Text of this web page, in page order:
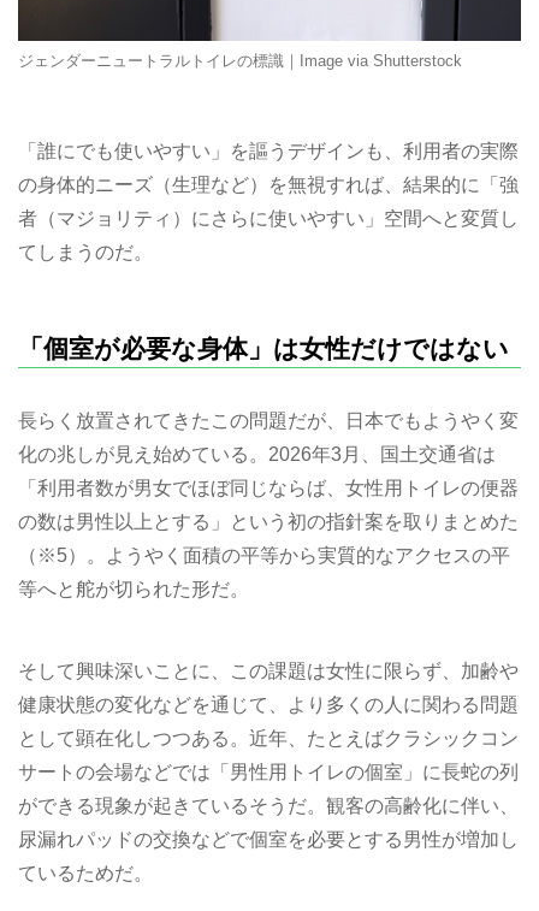
ジェンダーニュートラルトイレの標識｜Image via Shutterstock
「誰にでも使いやすい」を謳うデザインも、利用者の実際
の身体的ニーズ（生理など）を無視すれば、結果的に「強
者（マジョリティ）にさらに使いやすい」空間へと変質し
てしまうのだ。
「個室が必要な身体」は女性だけではない
長らく放置されてきたこの問題だが、日本でもようやく変
化の兆しが見え始めている。2026年3月、国土交通省は
「利用者数が男女でほぼ同じならば、女性用トイレの便器
の数は男性以上とする」という初の指針案を取りまとめた
（※5）。ようやく面積の平等から実質的なアクセスの平
等へと舵が切られた形だ。
そして興味深いことに、この課題は女性に限らず、加齢や
健康状態の変化などを通じて、より多くの人に関わる問題
として顕在化しつつある。近年、たとえばクラシックコン
サートの会場などでは「男性用トイレの個室」に長蛇の列
ができる現象が起きているそうだ。観客の高齢化に伴い、
尿漏れパッドの交換などで個室を必要とする男性が増加し
ているためだ。